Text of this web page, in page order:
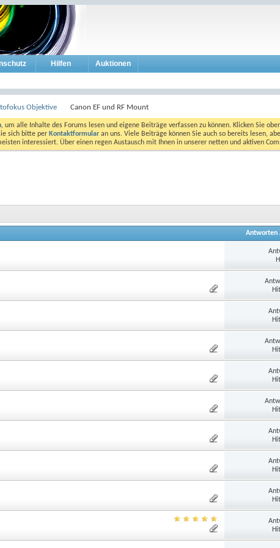
Hilfen Auktionen
Objektive Canon EF und RF Mount
, um alle Inhalte des Forums lesen und eigene Beiträge verfassen zu können. Klicken Sie
sich bitte per Kontaktformular an uns. Viele Beiträge können Sie auch so bereits lesen,
interessiert. Über einen regen Austausch mit Ihnen in unserer netten und aktiven
Antworten